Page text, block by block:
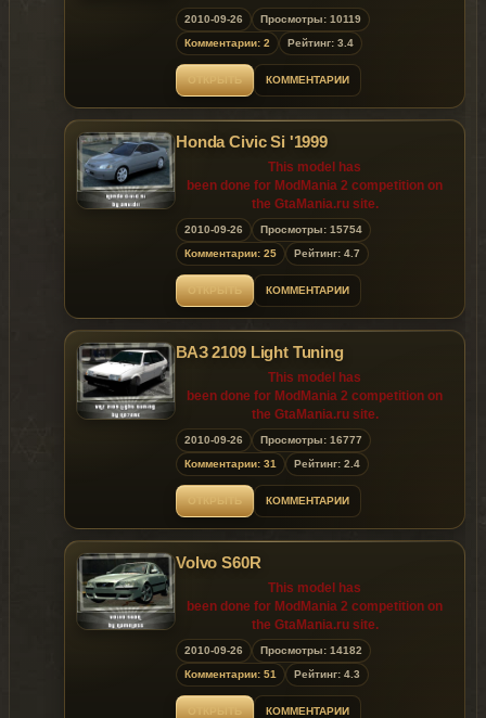
Releasing the model on other sites until
10.03.2010 (the 3rd
of October 2010) is prohibited!
2010-09-26
Просмотры: 10119
Комментарии: 2
Рейтинг: 3.4
КОММЕНТАРИИ
Honda Civic Si '1999
This model has
been done for ModMania 2 competition on
the GtaMania.ru site.
Releasing the model on other sites until
10.03.2010 (the 3rd
of October 2010) is prohibited!
2010-09-26
Просмотры: 15754
Комментарии: 25
Рейтинг: 4.7
КОММЕНТАРИИ
ВАЗ 2109 Light Tuning
This model has
been done for ModMania 2 competition on
the GtaMania.ru site.
Releasing the model on other sites until
10.03.2010 (the 3rd
of October 2010) is prohibited!
2010-09-26
Просмотры: 16777
Комментарии: 31
Рейтинг: 2.4
КОММЕНТАРИИ
Volvo S60R
This model has
been done for ModMania 2 competition on
the GtaMania.ru site.
Releasing the model on other sites until
10.03.2010 (the 3rd
of October 2010) is prohibited!
2010-09-26
Просмотры: 14182
Комментарии: 51
Рейтинг: 4.3
КОММЕНТАРИИ